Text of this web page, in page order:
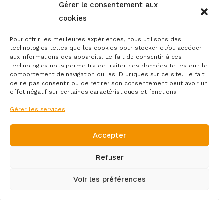
Gérer le consentement aux
cookies
Pour offrir les meilleures expériences, nous utilisons des
technologies telles que les cookies pour stocker et/ou accéder
aux informations des appareils. Le fait de consentir à ces
technologies nous permettra de traiter des données telles que le
comportement de navigation ou les ID uniques sur ce site. Le fait
de ne pas consentir ou de retirer son consentement peut avoir un
effet négatif sur certaines caractéristiques et fonctions.
Gérer les services
Accepter
Refuser
Voir les préférences
Accueil Boutique Boutique partenaires
Thèmes
Nos réalisations
À Propos Contact
Mentions légales et politique de confidentialité
Conditions Générales de Vente